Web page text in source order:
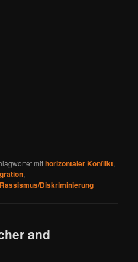
mithorizontaler Konflikt,
,
Rassismus/Diskriminierung
and